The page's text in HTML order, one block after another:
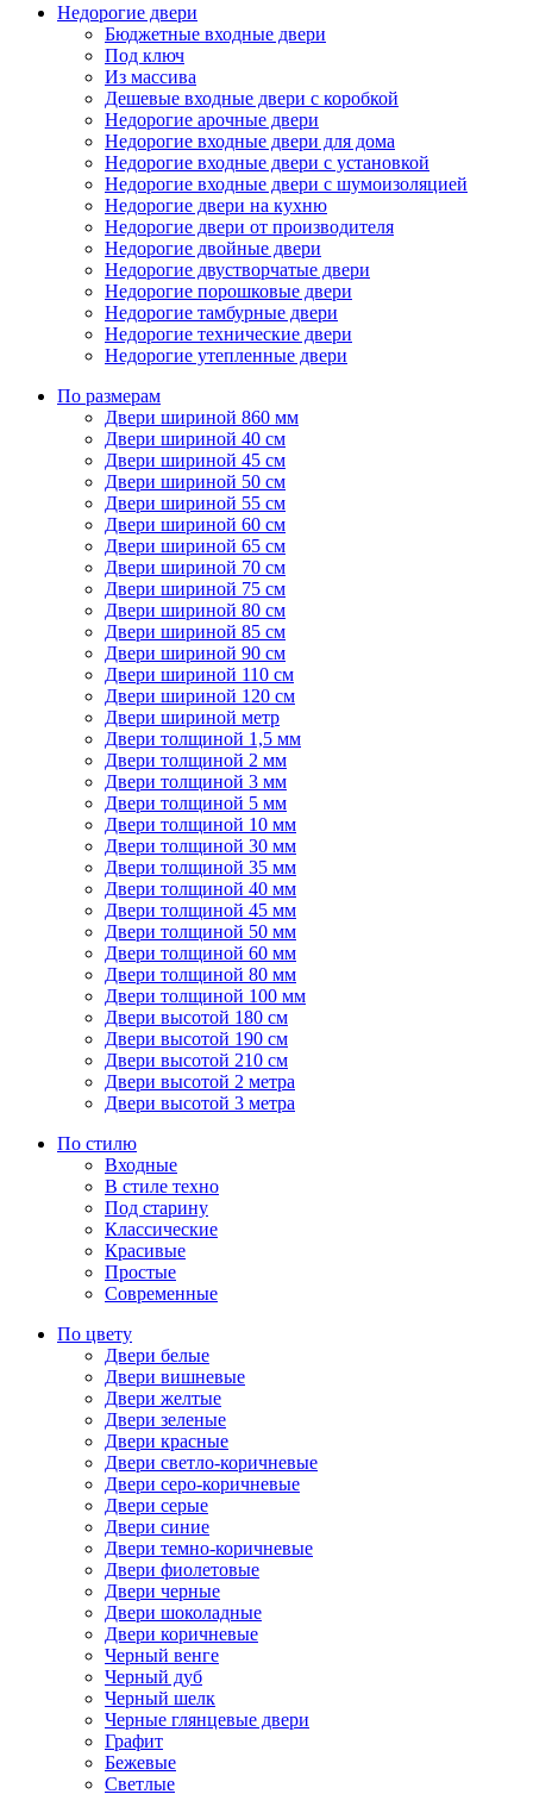
Недорогие двери
Бюджетные входные двери
Под ключ
Из массива
Дешевые входные двери с коробкой
Недорогие арочные двери
Недорогие входные двери для дома
Недорогие входные двери с установкой
Недорогие входные двери с шумоизоляцией
Недорогие двери на кухню
Недорогие двери от производителя
Недорогие двойные двери
Недорогие двустворчатые двери
Недорогие порошковые двери
Недорогие тамбурные двери
Недорогие технические двери
Недорогие утепленные двери
По размерам
Двери шириной 860 мм
Двери шириной 40 см
Двери шириной 45 см
Двери шириной 50 см
Двери шириной 55 см
Двери шириной 60 см
Двери шириной 65 см
Двери шириной 70 см
Двери шириной 75 см
Двери шириной 80 см
Двери шириной 85 см
Двери шириной 90 см
Двери шириной 110 см
Двери шириной 120 см
Двери шириной метр
Двери толщиной 1,5 мм
Двери толщиной 2 мм
Двери толщиной 3 мм
Двери толщиной 5 мм
Двери толщиной 10 мм
Двери толщиной 30 мм
Двери толщиной 35 мм
Двери толщиной 40 мм
Двери толщиной 45 мм
Двери толщиной 50 мм
Двери толщиной 60 мм
Двери толщиной 80 мм
Двери толщиной 100 мм
Двери высотой 180 см
Двери высотой 190 см
Двери высотой 210 см
Двери высотой 2 метра
Двери высотой 3 метра
По стилю
Входные
В стиле техно
Под старину
Классические
Красивые
Простые
Современные
По цвету
Двери белые
Двери вишневые
Двери желтые
Двери зеленые
Двери красные
Двери светло-коричневые
Двери серо-коричневые
Двери серые
Двери синие
Двери темно-коричневые
Двери фиолетовые
Двери черные
Двери шоколадные
Двери коричневые
Черный венге
Черный дуб
Черный шелк
Черные глянцевые двери
Графит
Бежевые
Светлые